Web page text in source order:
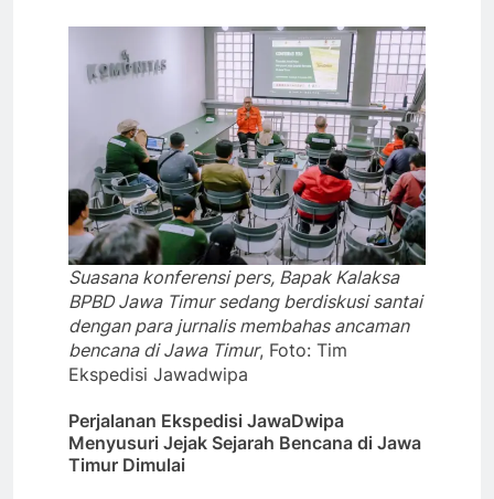
Suasana konferensi pers, Bapak Kalaksa
BPBD Jawa Timur sedang berdiskusi santai
dengan para jurnalis membahas ancaman
bencana di Jawa Timur, Foto: Tim
Ekspedisi Jawadwipa
Perjalanan Ekspedisi JawaDwipa
Menyusuri Jejak Sejarah Bencana di Jawa
Timur Dimulai